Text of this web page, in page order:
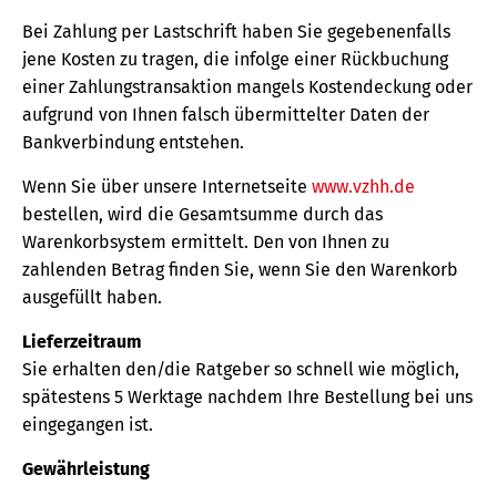
Bei Zahlung per Lastschrift haben Sie gegebenenfalls
jene Kosten zu tragen, die infolge einer Rückbuchung
einer Zahlungstransaktion mangels Kostendeckung oder
aufgrund von Ihnen falsch übermittelter Daten der
Bankverbindung entstehen.
Wenn Sie über unsere Internetseite www.vzhh.de
bestellen, wird die Gesamtsumme durch das
Warenkorbsystem ermittelt. Den von Ihnen zu
zahlenden Betrag finden Sie, wenn Sie den Warenkorb
ausgefüllt haben.
Lieferzeitraum
Sie erhalten den/die Ratgeber so schnell wie möglich,
spätestens 5 Werktage nachdem Ihre Bestellung bei uns
eingegangen ist.
Gewährleistung